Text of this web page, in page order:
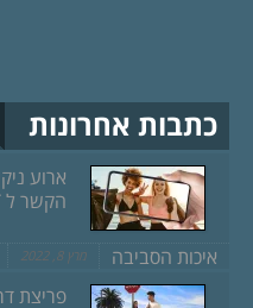
כתבות אחרונות
הקשר ל NFT ?
איכות הסביבה מרץ 8, 2022
פריצת